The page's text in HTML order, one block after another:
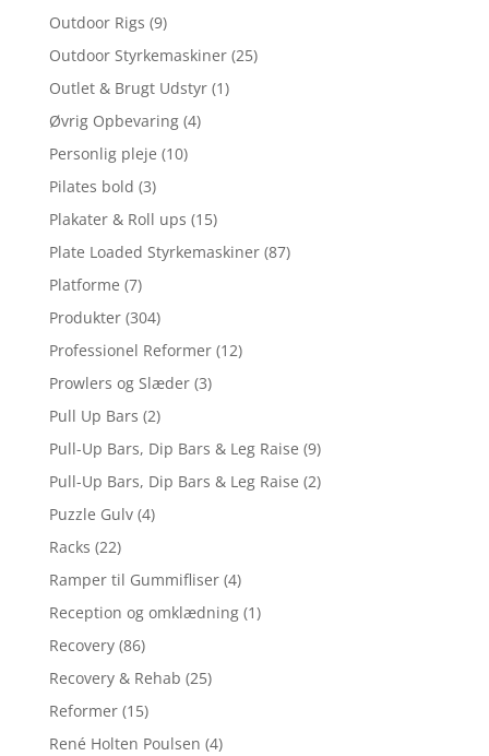
Outdoor Rigs (9)
Outdoor Styrkemaskiner (25)
Outlet & Brugt Udstyr (1)
Øvrig Opbevaring (4)
Personlig pleje (10)
Pilates bold (3)
Plakater & Roll ups (15)
Plate Loaded Styrkemaskiner (87)
Platforme (7)
Produkter (304)
Professionel Reformer (12)
Prowlers og Slæder (3)
Pull Up Bars (2)
Pull-Up Bars, Dip Bars & Leg Raise (9)
Pull-Up Bars, Dip Bars & Leg Raise (2)
Puzzle Gulv (4)
Racks (22)
Ramper til Gummifliser (4)
Reception og omklædning (1)
Recovery (86)
Recovery & Rehab (25)
Reformer (15)
René Holten Poulsen (4)